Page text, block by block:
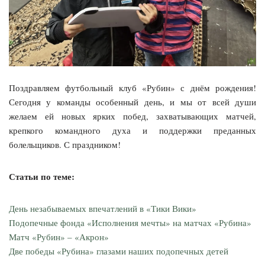
Поздравляем футбольный клуб «Рубин» с днём рождения!
Сегодня у команды особенный день, и мы от всей души
желаем ей новых ярких побед, захватывающих матчей,
крепкого командного духа и поддержки преданных
болельщиков. С праздником!
Статьи по теме:
День незабываемых впечатлений в «Тики Вики»
Подопечные фонда «Исполнения мечты» на матчах «Рубина»
Матч «Рубин» – «Акрон»
Две победы «Рубина» глазами наших подопечных детей